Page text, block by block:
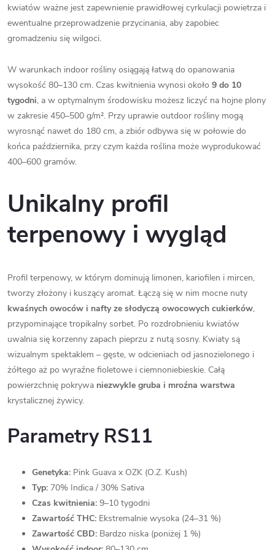
kwiatów ważne jest zapewnienie prawidłowej cyrkulacji powietrza i
ewentualne przeprowadzenie przycinania, aby zapobiec
gromadzeniu się wilgoci.
W warunkach indoor rośliny osiągają łatwą do opanowania
wysokość 80–130 cm. Czas kwitnienia wynosi około 9 do 10
tygodni, a w optymalnym środowisku możesz liczyć na hojne plony
w zakresie 450–500 g/m². Przy uprawie outdoor rośliny mogą
wyrosnąć nawet do 180 cm, a zbiór odbywa się w połowie do
końca października, przy czym każda roślina może wyprodukować
400–600 gramów.
Unikalny profil
terpenowy i wygląd
Profil terpenowy, w którym dominują limonen, kariofilen i mircen,
tworzy złożony i kuszący aromat. Łączą się w nim mocne nuty
kwaśnych owoców i nafty ze słodyczą owocowych cukierków,
przypominające tropikalny sorbet. Po rozdrobnieniu kwiatów
uwalnia się korzenny zapach pieprzu z nutą sosny. Kwiaty są
wizualnym spektaklem – gęste, w odcieniach od jasnozielonego i
żółtego aż po wyraźne fioletowe i ciemnoniebieskie. Całą
powierzchnię pokrywa niezwykle gruba i mroźna warstwa
krystalicznej żywicy.
Parametry RS11
Genetyka: Pink Guava x OZK (O.Z. Kush)
Typ: 70% Indica / 30% Sativa
Czas kwitnienia: 9–10 tygodni
Zawartość THC: Ekstremalnie wysoka (24–31 %)
Zawartość CBD: Bardzo niska (poniżej 1 %)